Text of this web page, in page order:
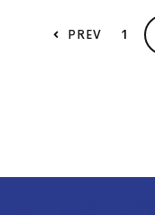
PREV 1